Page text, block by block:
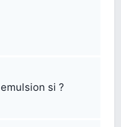
si ?